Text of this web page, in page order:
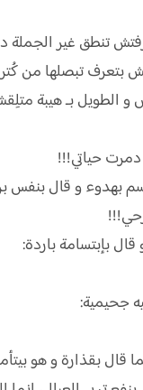
تنطق غير الجملة
تبصلها من
بـ هيبة
دمرت حياتي!!!
بهدوء و قال بنفس
بإبتسامة باردة:
جحيمية:
بقذارة و هو